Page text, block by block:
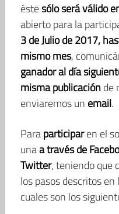
éstesólo será válido
abierto para la
3 de Julio de 2017,
mismo mes,
ganador al día
misma publicaciónde
enviaremos un email.
Paraparticiparen el
unaa través de
Twitter, teniendo que
los pasos descritos
cuales son los